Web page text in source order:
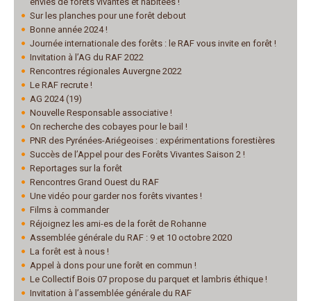
Sur les planches pour une forêt debout
Bonne année 2024 !
Journée internationale des forêts : le RAF vous invite en forêt !
Invitation à l’AG du RAF 2022
Rencontres régionales Auvergne 2022
Le RAF recrute !
AG 2024 (19)
Nouvelle Responsable associative !
On recherche des cobayes pour le bail !
PNR des Pyrénées-Ariégeoises : expérimentations forestières
Succès de l’Appel pour des Forêts Vivantes Saison 2 !
Reportages sur la forêt
Rencontres Grand Ouest du RAF
Une vidéo pour garder nos forêts vivantes !
Films à commander
Réjoignez les ami-es de la forêt de Rohanne
Assemblée générale du RAF : 9 et 10 octobre 2020
La forêt est à nous !
Appel à dons pour une forêt en commun !
Le Collectif Bois 07 propose du parquet et lambris éthique !
Invitation à l’assemblée générale du RAF